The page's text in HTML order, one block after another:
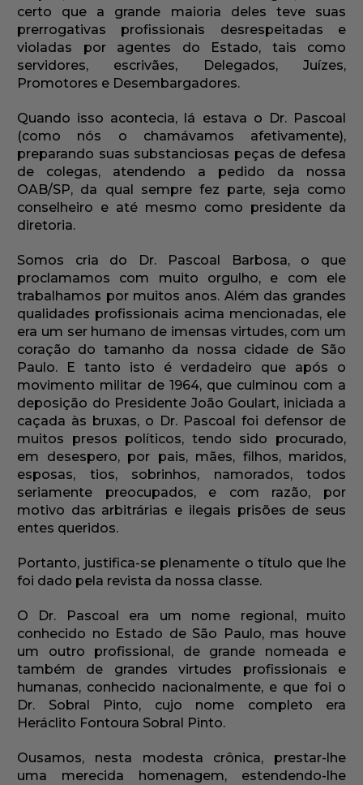
certo que a grande maioria deles teve suas
prerrogativas profissionais desrespeitadas e
violadas por agentes do Estado, tais como
servidores, escrivães, Delegados, Juízes,
Promotores e Desembargadores.
Quando isso acontecia, lá estava o Dr. Pascoal
(como nós o chamávamos afetivamente),
preparando suas substanciosas peças de defesa
de colegas, atendendo a pedido da nossa
OAB/SP, da qual sempre fez parte, seja como
conselheiro e até mesmo como presidente da
diretoria.
Somos cria do Dr. Pascoal Barbosa, o que
proclamamos com muito orgulho, e com ele
trabalhamos por muitos anos. Além das grandes
qualidades profissionais acima mencionadas, ele
era um ser humano de imensas virtudes, com um
coração do tamanho da nossa cidade de São
Paulo. E tanto isto é verdadeiro que após o
movimento militar de 1964, que culminou com a
deposição do Presidente João Goulart, iniciada a
caçada às bruxas, o Dr. Pascoal foi defensor de
muitos presos políticos, tendo sido procurado,
em desespero, por pais, mães, filhos, maridos,
esposas, tios, sobrinhos, namorados, todos
seriamente preocupados, e com razão, por
motivo das arbitrárias e ilegais prisões de seus
entes queridos.
Portanto, justifica-se plenamente o título que lhe
foi dado pela revista da nossa classe.
O Dr. Pascoal era um nome regional, muito
conhecido no Estado de São Paulo, mas houve
um outro profissional, de grande nomeada e
também de grandes virtudes profissionais e
humanas, conhecido nacionalmente, e que foi o
Dr. Sobral Pinto, cujo nome completo era
Heráclito Fontoura Sobral Pinto.
Ousamos, nesta modesta crônica, prestar-lhe
uma merecida homenagem, estendendo-lhe